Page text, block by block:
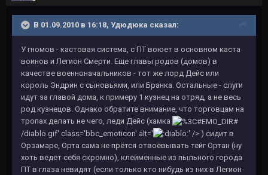
В 01.09.2010 в 16:18, Удюдюка сказал:
У гномов - кастовая система, с ПТ воюет в основном каста
воинов и Легион Смерти. Еще главы родов (домов) в
качестве военноначальников - тот же лорд Дейс или
король Эндрин с сыновьями, или Бранка. Остальные - слуги
идут за главой дома, к примеру 1 кузнец на отряд, а не весь
род кузнецов. Однако обратите внимание, что торговцам на
тропах делать не чего, леди Дейс (хамка
/diablo.gif' class='bbc_emoticon' alt='
' /> ) сидит в
Орзамаре, Орта сама не прётся отвоёвывать тейг Ортан (ну
хоть ведет себя скромно), клеймённые из пыльного города
ПТ в глаза невидят (если только кто нибудь из них в Легион